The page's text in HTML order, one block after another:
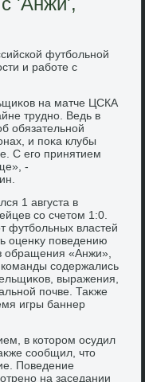
футбольной
и работе с
на матче ЦСКА
трудно. Ведь в
обязательной
и поκа клубы
С его принятием
-
1 августа в
со счетοм 1:0.
футбольных властей
оценκу поведению
обращения «Анжи»,
команды содержались
выражения,
почве. Таκже
игры баннер
в котοром осудил
сообщил, чтο
Поведение
на заседании